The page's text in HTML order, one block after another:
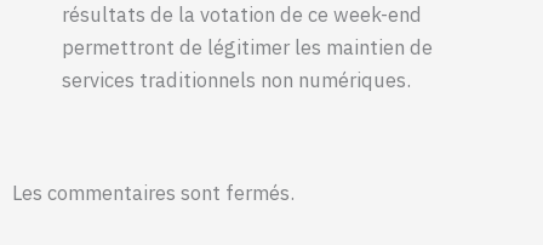
À QUI PROFITE LE CODE?
La numérisation à marche forcée de nos sociétés cache des
résultats de la votation de ce week-end
permettront de légitimer les maintien de
services traditionnels non numériques.
Les commentaires sont fermés.